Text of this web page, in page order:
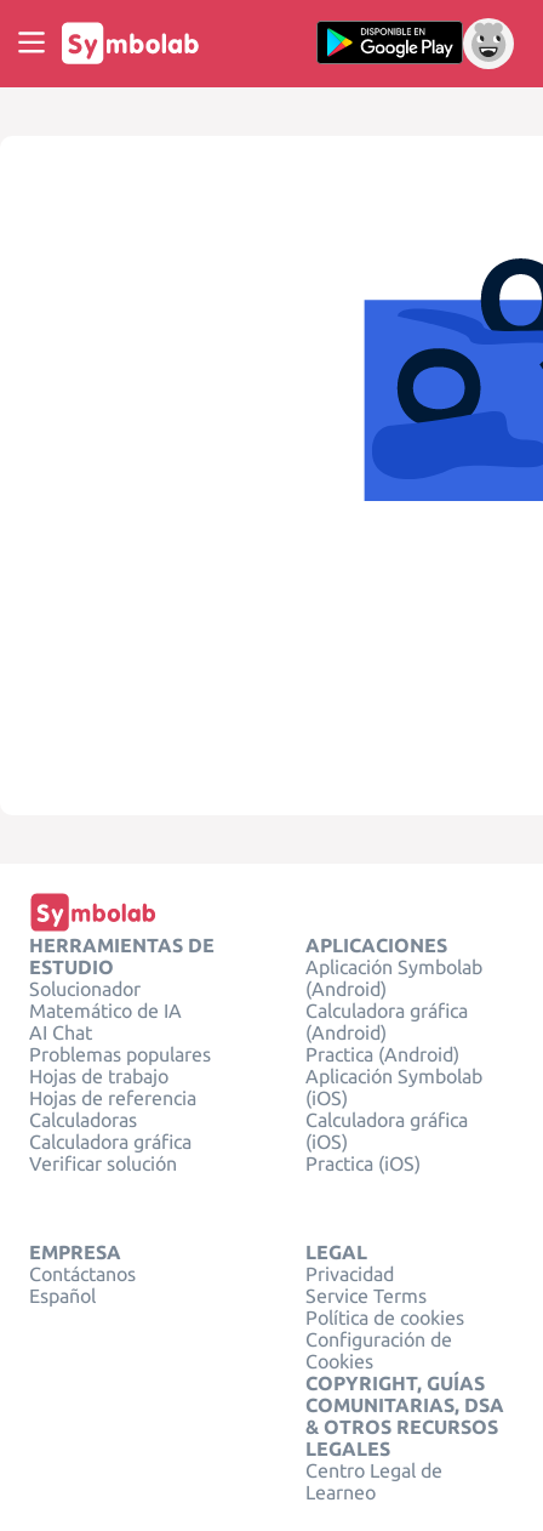
HERRAMIENTAS DE
ESTUDIO
Solucionador
Matemático de IA
AI Chat
Problemas populares
Hojas de trabajo
Hojas de referencia
Calculadoras
Calculadora gráfica
Verificar solución
APLICACIONES
Aplicación Symbolab
(Android)
Calculadora gráfica
(Android)
Practica (Android)
Aplicación Symbolab
(iOS)
Calculadora gráfica
(iOS)
Practica (iOS)
EMPRESA
Contáctanos
Español
LEGAL
Privacidad
Service Terms
Política de cookies
Configuración de
Cookies
COPYRIGHT, GUÍAS
COMUNITARIAS, DSA
& OTROS RECURSOS
LEGALES
Centro Legal de
Learneo